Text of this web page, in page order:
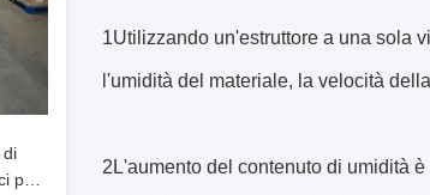
di
per
1Utilizzando un'estruttore a una sola
l'umidità del materiale, la velocità
2L'aumento del contenuto di umidità